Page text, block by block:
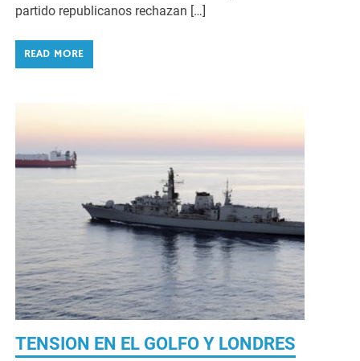
partido republicanos rechazan […]
READ MORE
TENSION EN EL GOLFO Y LONDRES